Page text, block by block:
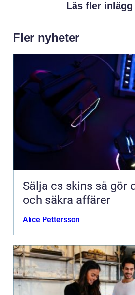
Läs fler inlägg
Fler nyheter
Sälja cs skins så gör du smarta
och säkra affärer
Alice Pettersson